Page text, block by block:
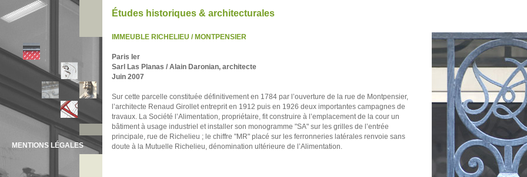
MENTIONS LÉGALES
Études historiques & architecturales
IMMEUBLE RICHELIEU / MONTPENSIER
Paris Ier
Sarl Las Planas / Alain Daronian, architecte
Juin 2007
Sur cette parcelle constituée définitivement en 1784 par l’ouverture de la rue de Montpensier,
l’architecte Renaud Girollet entreprit en 1912 puis en 1926 deux importantes campagnes de
travaux. La Société l’Alimentation, propriétaire, fit construire à l’emplacement de la cour un
bâtiment à usage industriel et installer son monogramme "SA" sur les grilles de l’entrée
principale, rue de Richelieu ; le chiffre "MR" placé sur les ferronneries latérales renvoie sans
doute à la Mutuelle Richelieu, dénomination ultérieure de l’Alimentation.